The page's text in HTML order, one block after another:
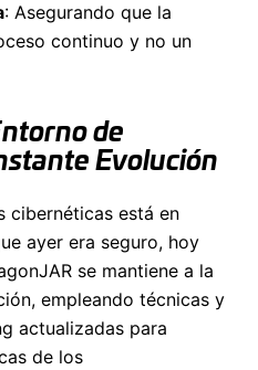
: Asegurando que la
continuo y no un
de
Evolución
cibernéticas está en
ayer era seguro, hoy
se mantiene a la
empleando técnicas y
actualizadas para
de los